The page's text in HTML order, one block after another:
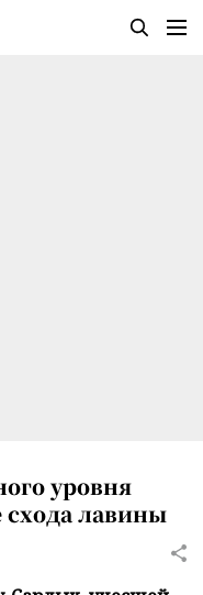
уровня
схода лавины